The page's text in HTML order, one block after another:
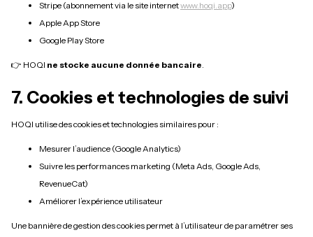
Stripe (abonnement via le site internetwww.hoqi.app)
Apple App Store
Google Play Store
👉 HOQI ne stocke aucune donnée bancaire.
7. Cookies et technologies de suivi
HOQI utilise des cookies et technologies similaires pour :
Mesurer l’audience (Google Analytics)
Suivre les performances marketing (Meta Ads, Google Ads,
RevenueCat)
Améliorer l’expérience utilisateur
Une bannière de gestion des cookies permet à l’utilisateur de paramétrer ses